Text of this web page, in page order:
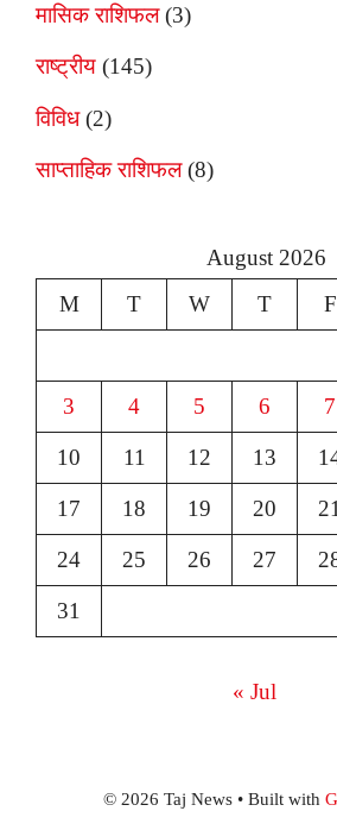
मासिक राशिफल(3)
राष्ट्रीय (145)
विविध(2)
साप्ताहिक राशिफल(8)
August 2026
M
T W T F
3 4 5 6 7
10 11 12 13
17 18 19 20
24 25 26 27
31
« Jul
© 2026 Taj News• Built with